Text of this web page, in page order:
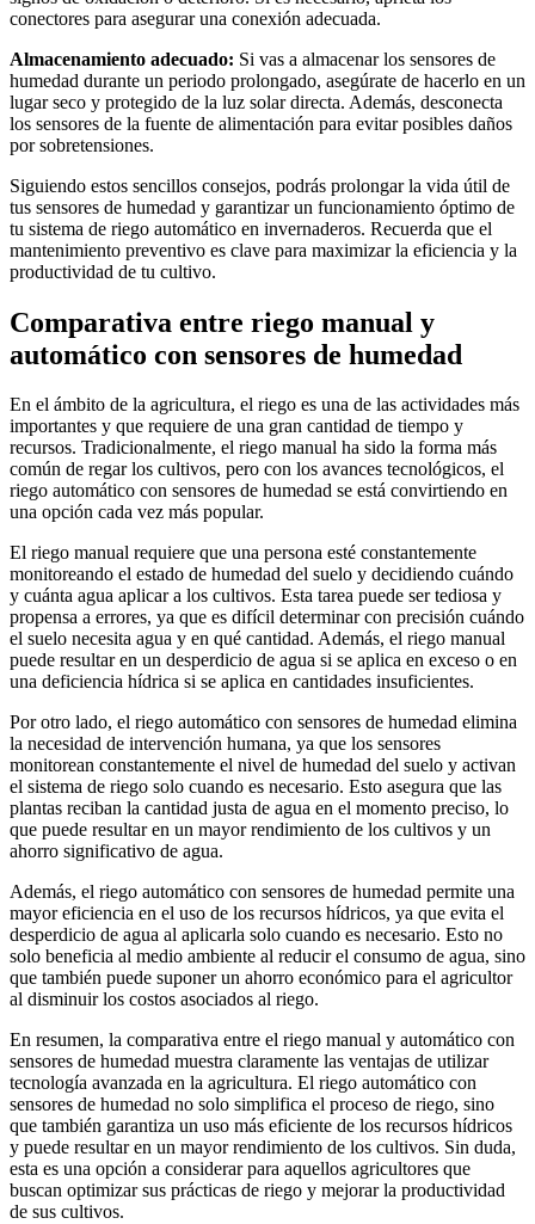
conectores para asegurar una conexión adecuada.
Almacenamiento adecuado: Si vas a almacenar los sensores de
humedad durante un periodo prolongado, asegúrate de hacerlo en un
lugar seco y protegido de la luz solar directa. Además, desconecta
los sensores de la fuente de alimentación para evitar posibles daños
por sobretensiones.
Siguiendo estos sencillos consejos, podrás prolongar la vida útil de
tus sensores de humedad y garantizar un funcionamiento óptimo de
tu sistema de riego automático en invernaderos. Recuerda que el
mantenimiento preventivo es clave para maximizar la eficiencia y la
productividad de tu cultivo.
Comparativa entre riego manual y
automático con sensores de humedad
En el ámbito de la agricultura, el riego es una de las actividades más
importantes y que requiere de una gran cantidad de tiempo y
recursos. Tradicionalmente, el riego manual ha sido la forma más
común de regar los cultivos, pero con los avances tecnológicos, el
riego automático con sensores de humedad se está convirtiendo en
una opción cada vez más popular.
El riego manual requiere que una persona esté constantemente
monitoreando el estado de humedad del suelo y decidiendo cuándo
y cuánta agua aplicar a los cultivos. Esta tarea puede ser tediosa y
propensa a errores, ya que es difícil determinar con precisión cuándo
el suelo necesita agua y en qué cantidad. Además, el riego manual
puede resultar en un desperdicio de agua si se aplica en exceso o en
una deficiencia hídrica si se aplica en cantidades insuficientes.
Por otro lado, el riego automático con sensores de humedad elimina
la necesidad de intervención humana, ya que los sensores
monitorean constantemente el nivel de humedad del suelo y activan
el sistema de riego solo cuando es necesario. Esto asegura que las
plantas reciban la cantidad justa de agua en el momento preciso, lo
que puede resultar en un mayor rendimiento de los cultivos y un
ahorro significativo de agua.
Además, el riego automático con sensores de humedad permite una
mayor eficiencia en el uso de los recursos hídricos, ya que evita el
desperdicio de agua al aplicarla solo cuando es necesario. Esto no
solo beneficia al medio ambiente al reducir el consumo de agua, sino
que también puede suponer un ahorro económico para el agricultor
al disminuir los costos asociados al riego.
En resumen, la comparativa entre el riego manual y automático con
sensores de humedad muestra claramente las ventajas de utilizar
tecnología avanzada en la agricultura. El riego automático con
sensores de humedad no solo simplifica el proceso de riego, sino
que también garantiza un uso más eficiente de los recursos hídricos
y puede resultar en un mayor rendimiento de los cultivos. Sin duda,
esta es una opción a considerar para aquellos agricultores que
buscan optimizar sus prácticas de riego y mejorar la productividad
de sus cultivos.